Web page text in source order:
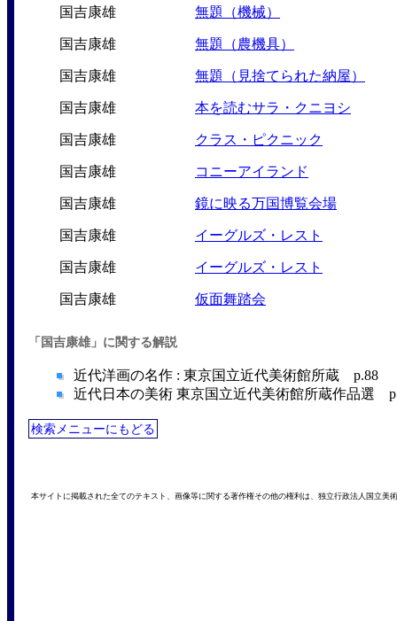
国吉康雄 無題（機械）
国吉康雄 無題（農機具）
国吉康雄 無題（見捨てられた納屋）
国吉康雄 本を読むサラ・クニヨシ
国吉康雄 クラス・ピクニック
国吉康雄 コニーアイランド
国吉康雄 鏡に映る万国博覧会場
国吉康雄 イーグルズ・レスト
国吉康雄 イーグルズ・レスト
国吉康雄 仮面舞踏会
「国吉康雄」に関する解説
近代洋画の名作 : 東京国立近代美術館所蔵 p.88
近代日本の美術 東京国立近代美術館所蔵作品選
検索メニューにもどる
本サイトに掲載された全てのテキスト、画像等に関する著作権その他の権利は、独立行政法人国立